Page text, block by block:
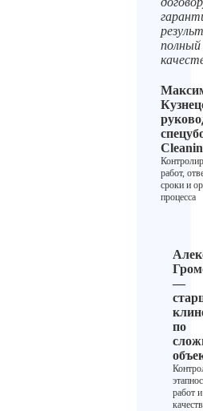
полный
работ,
сроки и
процесса
—
по
работ и